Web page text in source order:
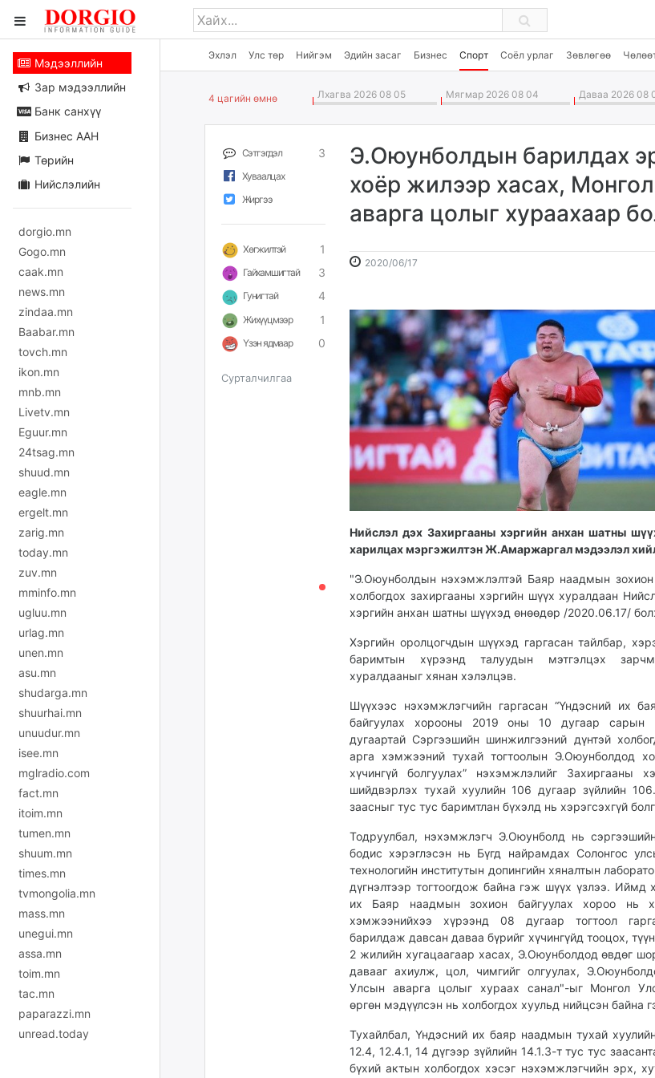
Эхлэл Улс төр Нийгэм Эдийн засаг Бизнес Спорт Соёл урлаг Зөвлөгөө
Мэдээллийн
Зар мэдээллийн
Банк санхүү
Бизнес ААН
Төрийн
Нийслэлийн
dorgio.mn
Gogo.mn
caak.mn
news.mn
zindaa.mn
Baabar.mn
tovch.mn
ikon.mn
mnb.mn
Livetv.mn
Eguur.mn
24tsag.mn
shuud.mn
eagle.mn
ergelt.mn
zarig.mn
today.mn
zuv.mn
mminfo.mn
ugluu.mn
urlag.mn
unen.mn
asu.mn
shudarga.mn
shuurhai.mn
unuudur.mn
isee.mn
mglradio.com
fact.mn
itoim.mn
tumen.mn
shuum.mn
times.mn
tvmongolia.mn
mass.mn
unegui.mn
assa.mn
toim.mn
tac.mn
paparazzi.mn
unread.today
4 цагийн өмнө Лхагва 2026 08 05 Мягмар 2026 08 04 Даваа 2026 08
Сэтгэгдэл 3
Хуваалцах
Жиргээ
Хөгжилтэй 1
Гайхамшигтай 3
Гунигтай 4
Жихүүцмээр 1
Үзэн ядмаар 0
Сурталчилгаа
Э.Оюунболдын барилдах
хоёр жилээр хасах,
аварга цолыг хураахаар
2020/06/17
15:28:17
20:54:58
Нийслэл дэх Захиргааны хэргийн анхан шатны
харилцах мэргэжилтэн Ж.Амаржаргал мэдээлэл
"Э.Оюунболдын нэхэмжлэлтэй Баяр наадмын зохион
холбогдох захиргааны хэргийн шүүх хуралдаан
хэргийн анхан шатны шүүхэд өнөөдөр /2020.06.17/
Хэргийн оролцогчдын шүүхэд гаргасан тайлбар,
баримтын хүрээнд талуудын мэтгэлцэх
хуралдааныг хянан хэлэлцэв.
Шүүхээс нэхэмжлэгчийн гаргасан “Үндэсний их
байгуулах хорооны 2019 оны 10 дугаар сарын
дугаартай Сэргээшийн шинжилгээний дүнтэй
арга хэмжээний тухай тогтоолын Э.Оюунболдод
хүчингүй болгуулах” нэхэмжлэлийг Захиргааны
шийдвэрлэх тухай хуулийн 106 дугаар зүйлийн
заасныг тус тус баримтлан бүхэлд нь хэрэгсэхгүй
Тодруулбал, нэхэмжлэгч Э.Оюунболд нь
бодис хэрэглэсэн нь Бүгд найрамдах Солонгос
технологийн институтын допингийн хяналтын
дүгнэлтээр тогтоогдож байна гэж шүүх үзлээ. Иймд
их Баяр наадмын зохион байгуулах хороо нь
хэмжээнийхээ хүрээнд 08 дугаар тогтоол
барилдаж давсан даваа бүрийг хүчингүйд тооцох,
2 жилийн хугацаагаар хасах, Э.Оюунболдод өвдөг
давааг ахиулж, цол, чимгийг олгуулах,
Улсын аварга цолыг хураах санал"-ыг Монгол
өргөн мэдүүлсэн нь холбогдох хуульд нийцсэн байна
Тухайлбал, Үндэсний их баяр наадмын тухай
12.4, 12.4.1, 14 дүгээр зүйлийн 14.1.3-т тус тус
бүхий актын холбогдох хэсэг нэхэмжлэгчийн эрх,